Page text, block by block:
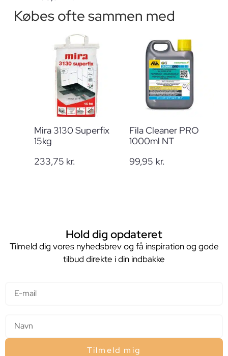
Købes ofte sammen med
Mira 3130 Superfix
15kg
233,75 kr.
Fila Cleaner PRO
1000ml NT
99,95 kr.
Hold dig opdateret
Tilmeld dig vores nyhedsbrev og få inspiration og gode
tilbud direkte i din indbakke
Tilmeld mig